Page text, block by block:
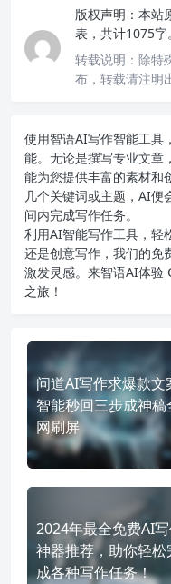
版权声明： 本站
表，共计1075字。
转载说明： 除特
布，转载请注明
使用智语AI写作智能工具
能。无论是撰写专业文章
能为您提供丰富的素材和
几个关键词或主题，AI便
间内完成写作任务。
利用AI智能写作工具，轻
还是创意写作，我们的免
激发灵感。来智语AI体验
之旅！
问道AI写作求爆款文
智能秒回三步成神稿
网刷屏
2024年最全免费AI
神器推荐，助你轻松
成各种写作任务！